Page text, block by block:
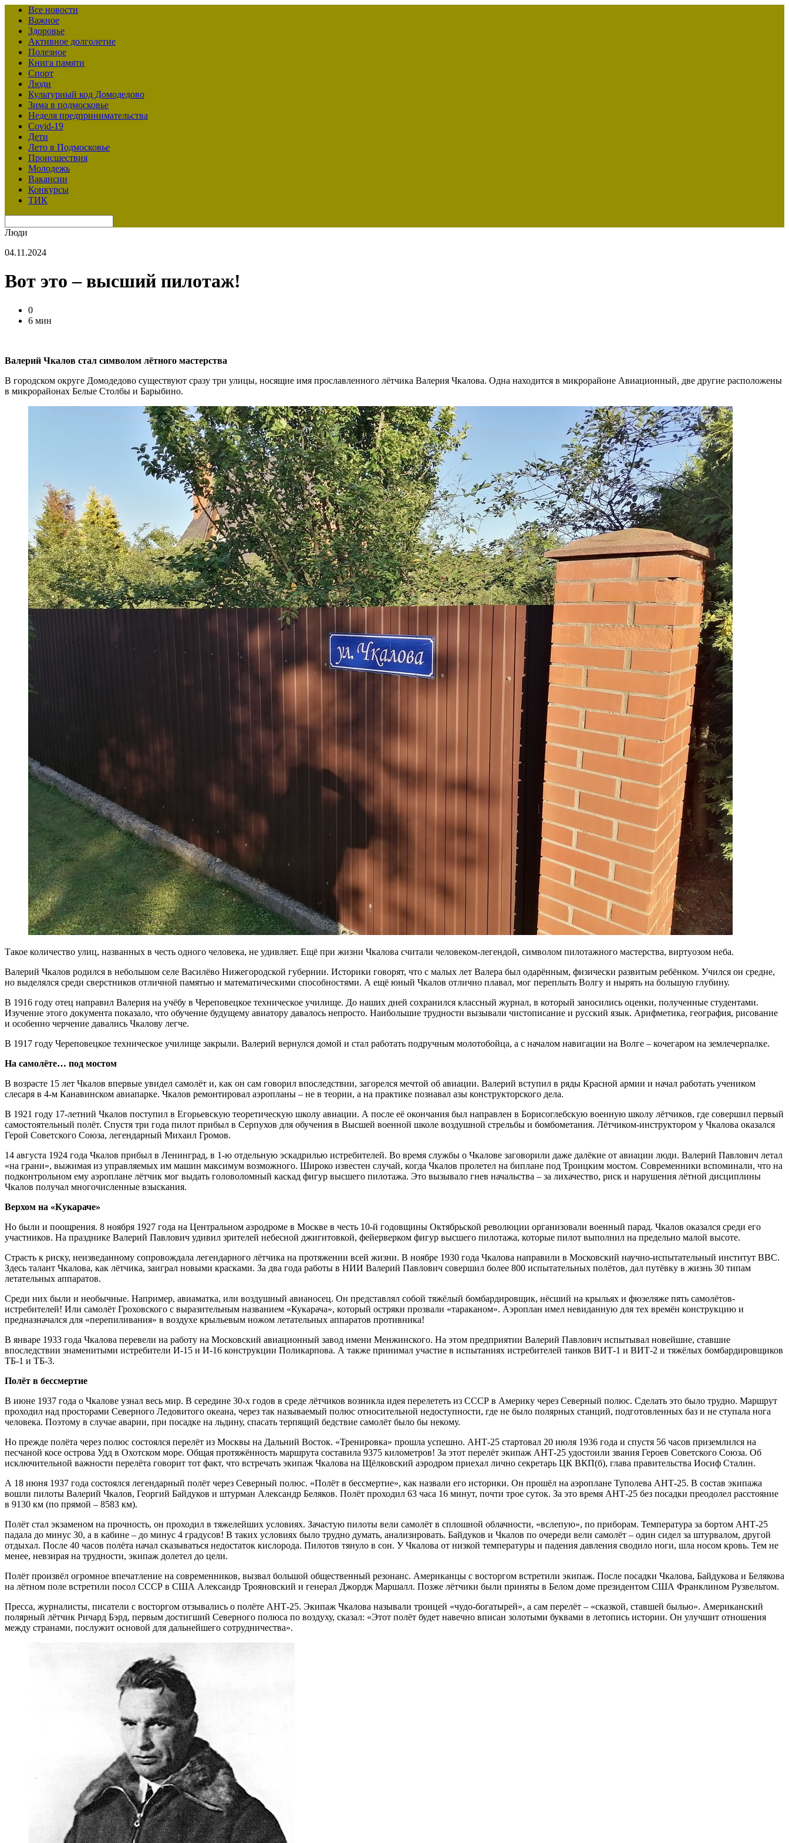
Все новости
Важное
Здоровье
Активное долголетие
Полезное
Книга памяти
Спорт
Люди
Культурный код Домодедово
Зима в подмосковье
Неделя предпринимательства
Covid-19
Дети
Лето в Подмосковье
Происшествия
Молодежь
Вакансии
Конкурсы
ТИК
Люди
04.11.2024
Вот это – высший пилотаж!
0
6 мин
Валерий Чкалов стал символом лётного мастерства
В городском округе Домодедово существуют сразу три улицы, носящие имя прославленного лётчика Валерия Чкалова. Одна находится в микрорайоне Авиационный, две другие расположены
в микрорайонах Белые Столбы и Барыбино.
Такое количество улиц, названных в честь одного человека, не удивляет. Ещё при жизни Чкалова считали человеком-легендой, символом пилотажного мастерства, виртуозом неба.
Валерий Чкалов родился в небольшом селе Василёво Нижегородской губернии. Историки говорят, что с малых лет Валера был одарённым, физически развитым ребёнком. Учился он средне,
но выделялся среди сверстников отличной памятью и математическими способностями. А ещё юный Чкалов отлично плавал, мог переплыть Волгу и нырять на большую глубину.
В 1916 году отец направил Валерия на учёбу в Череповецкое техническое училище. До наших дней сохранился классный журнал, в который заносились оценки, полученные студентами.
Изучение этого документа показало, что обучение будущему авиатору давалось непросто. Наибольшие трудности вызывали чистописание и русский язык. Арифметика, география, рисование
и особенно черчение давались Чкалову легче.
В 1917 году Череповецкое техническое училище закрыли. Валерий вернулся домой и стал работать подручным молотобойца, а с началом навигации на Волге – кочегаром на землечерпалке.
На самолёте… под мостом
В возрасте 15 лет Чкалов впервые увидел самолёт и, как он сам говорил впоследствии, загорелся мечтой об авиации. Валерий вступил в ряды Красной армии и начал работать учеником
слесаря в 4-м Канавинском авиапарке. Чкалов ремонтировал аэропланы – не в теории, а на практике познавал азы конструкторского дела.
В 1921 году 17-летний Чкалов поступил в Егорьевскую теоретическую школу авиации. А после её окончания был направлен в Борисоглебскую военную школу лётчиков, где совершил первый
самостоятельный полёт. Спустя три года пилот прибыл в Серпухов для обучения в Высшей военной школе воздушной стрельбы и бомбометания. Лётчиком-инструктором у Чкалова оказался
Герой Советского Союза, легендарный Михаил Громов.
14 августа 1924 года Чкалов прибыл в Ленинград, в 1-ю отдельную эскадрилью истребителей. Во время службы о Чкалове заговорили даже далёкие от авиации люди. Валерий Павлович летал
«на грани», выжимая из управляемых им машин максимум возможного. Широко известен случай, когда Чкалов пролетел на биплане под Троицким мостом. Современники вспоминали, что на
подконтрольном ему аэроплане лётчик мог выдать головоломный каскад фигур высшего пилотажа. Это вызывало гнев начальства – за лихачество, риск и нарушения лётной дисциплины
Чкалов получал многочисленные взыскания.
Верхом на «Кукараче»
Но были и поощрения. 8 ноября 1927 года на Центральном аэродроме в Москве в честь 10-й годовщины Октябрьской революции организовали военный парад. Чкалов оказался среди его
участников. На празднике Валерий Павлович удивил зрителей небесной джигитовкой, фейерверком фигур высшего пилотажа, которые пилот выполнил на предельно малой высоте.
Страсть к риску, неизведанному сопровождала легендарного лётчика на протяжении всей жизни. В ноябре 1930 года Чкалова направили в Московский научно-испытательный институт ВВС.
Здесь талант Чкалова, как лётчика, заиграл новыми красками. За два года работы в НИИ Валерий Павлович совершил более 800 испытательных полётов, дал путёвку в жизнь 30 типам
летательных аппаратов.
Среди них были и необычные. Например, авиаматка, или воздушный авианосец. Он представлял собой тяжёлый бомбардировщик, нёсший на крыльях и фюзеляже пять самолётов-
истребителей! Или самолёт Гроховского с выразительным названием «Кукарача», который остряки прозвали «тараканом». Аэроплан имел невиданную для тех времён конструкцию и
предназначался для «перепиливания» в воздухе крыльевым ножом летательных аппаратов противника!
В январе 1933 года Чкалова перевели на работу на Московский авиационный завод имени Менжинского. На этом предприятии Валерий Павлович испытывал новейшие, ставшие
впоследствии знаменитыми истребители И-15 и И-16 конструкции Поликарпова. А также принимал участие в испытаниях истребителей танков ВИТ-1 и ВИТ-2 и тяжёлых бомбардировщиков
ТБ-1 и ТБ-3.
Полёт в бессмертие
В июне 1937 года о Чкалове узнал весь мир. В середине 30-х годов в среде лётчиков возникла идея перелететь из СССР в Америку через Северный полюс. Сделать это было трудно. Маршрут
проходил над просторами Северного Ледовитого океана, через так называемый полюс относительной недоступности, где не было полярных станций, подготовленных баз и не ступала нога
человека. Поэтому в случае аварии, при посадке на льдину, спасать терпящий бедствие самолёт было бы некому.
Но прежде полёта через полюс состоялся перелёт из Москвы на Дальний Восток. «Тренировка» прошла успешно. АНТ-25 стартовал 20 июля 1936 года и спустя 56 часов приземлился на
песчаной косе острова Удд в Охотском море. Общая протяжённость маршрута составила 9375 километров! За этот перелёт экипаж АНТ-25 удостоили звания Героев Советского Союза. Об
исключительной важности перелёта говорит тот факт, что встречать экипаж Чкалова на Щёлковский аэродром приехал лично секретарь ЦК ВКП(б), глава правительства Иосиф Сталин.
А 18 июня 1937 года состоялся легендарный полёт через Северный полюс. «Полёт в бессмертие», как назвали его историки. Он прошёл на аэроплане Туполева АНТ-25. В состав экипажа
вошли пилоты Валерий Чкалов, Георгий Байдуков и штурман Александр Беляков. Полёт проходил 63 часа 16 минут, почти трое суток. За это время АНТ-25 без посадки преодолел расстояние
в 9130 км (по прямой – 8583 км).
Полёт стал экзаменом на прочность, он проходил в тяжелейших условиях. Зачастую пилоты вели самолёт в сплошной облачности, «вслепую», по приборам. Температура за бортом АНТ-25
падала до минус 30, а в кабине – до минус 4 градусов! В таких условиях было трудно думать, анализировать. Байдуков и Чкалов по очереди вели самолёт – один сидел за штурвалом, другой
отдыхал. После 40 часов полёта начал сказываться недостаток кислорода. Пилотов тянуло в сон. У Чкалова от низкой температуры и падения давления сводило ноги, шла носом кровь. Тем не
менее, невзирая на трудности, экипаж долетел до цели.
Полёт произвёл огромное впечатление на современников, вызвал большой общественный резонанс. Американцы с восторгом встретили экипаж. После посадки Чкалова, Байдукова и Белякова
на лётном поле встретили посол СССР в США Александр Трояновский и генерал Джордж Маршалл. Позже лётчики были приняты в Белом доме президентом США Франклином Рузвельтом.
Пресса, журналисты, писатели с восторгом отзывались о полёте АНТ-25. Экипаж Чкалова называли троицей «чудо-богатырей», а сам перелёт – «сказкой, ставшей былью». Американский
полярный лётчик Ричард Бэрд, первым достигший Северного полюса по воздуху, сказал: «Этот полёт будет навечно вписан золотыми буквами в летопись истории. Он улучшит отношения
между странами, послужит основой для дальнейшего сотрудничества».